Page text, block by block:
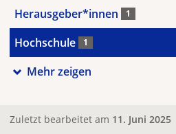
Herausgeber*innen 1
Hochschule 1
Mehr zeigen
Zuletzt bearbeitet am 11. Juni 2025